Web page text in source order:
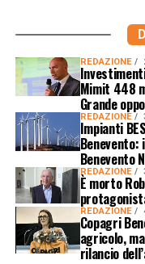
REDAZIONE
Mimit 448
Grande
REDAZIONE
Impianti
Benevento:
Benevento
REDAZIONE
È morto
REDAZIONE
Copagri
agricolo,
rilancio